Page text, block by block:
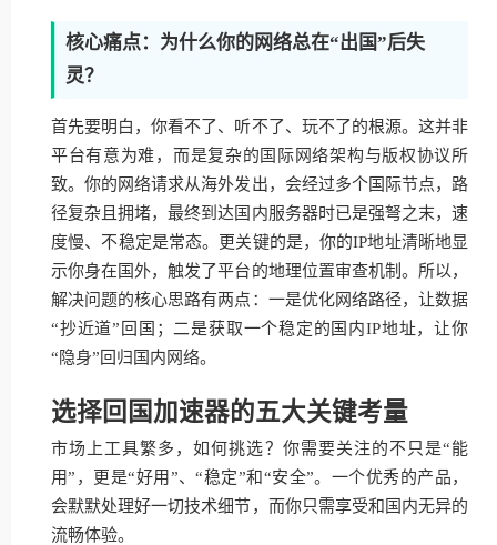
核心痛点：为什么你的网络总在“出国”后失
灵？
首先要明白，你看不了、听不了、玩不了的根源。这并非
平台有意为难，而是复杂的国际网络架构与版权协议所
致。你的网络请求从海外发出，会经过多个国际节点，路
径复杂且拥堵，最终到达国内服务器时已是强弩之末，速
度慢、不稳定是常态。更关键的是，你的IP地址清晰地显
示你身在国外，触发了平台的地理位置审查机制。所以，
解决问题的核心思路有两点：一是优化网络路径，让数据
“抄近道”回国；二是获取一个稳定的国内IP地址，让你
“隐身”回归国内网络。
选择回国加速器的五大关键考量
市场上工具繁多，如何挑选？你需要关注的不只是“能
用”，更是“好用”、“稳定”和“安全”。一个优秀的产品，
会默默处理好一切技术细节，而你只需享受和国内无异的
流畅体验。